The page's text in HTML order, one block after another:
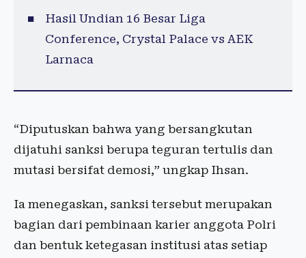
Hasil Undian 16 Besar Liga
Conference, Crystal Palace vs AEK
Larnaca
“Diputuskan bahwa yang bersangkutan
dijatuhi sanksi berupa teguran tertulis dan
mutasi bersifat demosi,” ungkap Ihsan.
Ia menegaskan, sanksi tersebut merupakan
bagian dari pembinaan karier anggota Polri
dan bentuk ketegasan institusi atas setiap